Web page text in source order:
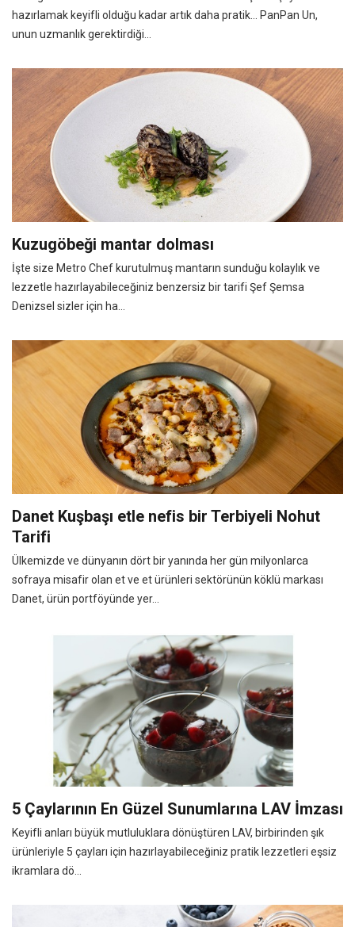
hazırlamak keyifli olduğu kadar artık daha pratik… PanPan Un,
unun uzmanlık gerektirdiği...
Kuzugöbeği mantar dolması
İşte size Metro Chef kurutulmuş mantarın sunduğu kolaylık ve
lezzetle hazırlayabileceğiniz benzersiz bir tarifi Şef Şemsa
Denizsel sizler için ha...
Danet Kuşbaşı etle nefis bir Terbiyeli Nohut
Tarifi
Ülkemizde ve dünyanın dört bir yanında her gün milyonlarca
sofraya misafir olan et ve et ürünleri sektörünün köklü markası
Danet, ürün portföyünde yer...
5 Çaylarının En Güzel Sunumlarına LAV İmzası
Keyifli anları büyük mutluluklara dönüştüren LAV, birbirinden şık
ürünleriyle 5 çayları için hazırlayabileceğiniz pratik lezzetleri eşsiz
ikramlara dö...